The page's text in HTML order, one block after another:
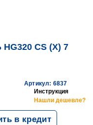
CS (X) 7
Артикул: 6837
Инструкция
Нашли дешевле?
в кредит